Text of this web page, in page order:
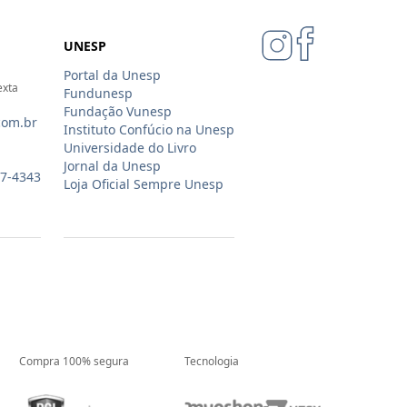
4343
UNESP
Portal da Unesp
Fundunesp
Fundação Vunesp
Instituto Confúcio na Unesp
Universidade do Livro
Jornal da Unesp
Loja Oficial Sempre Unesp
Compra 100% segura Tecnologia